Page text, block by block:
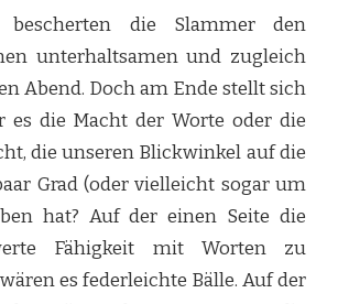
bescherten die Slammer den
unterhaltsamen und zugleich
Abend. Doch am Ende stellt sich
es die Macht der Worte oder die
die unseren Blickwinkel auf die
Grad (oder vielleicht sogar um
hat? Auf der einen Seite die
Fähigkeit mit Worten zu
es federleichte Bälle. Auf der